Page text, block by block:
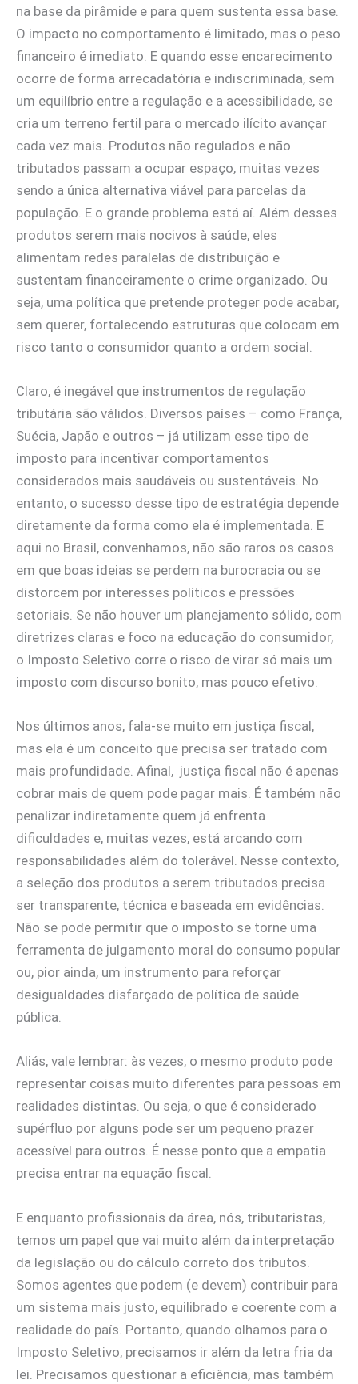
na base da pirâmide e para quem sustenta essa base.
O impacto no comportamento é limitado, mas o peso
financeiro é imediato. E quando esse encarecimento
ocorre de forma arrecadatória e indiscriminada, sem
um equilíbrio entre a regulação e a acessibilidade, se
cria um terreno fertil para o mercado ilícito avançar
cada vez mais. Produtos não regulados e não
tributados passam a ocupar espaço, muitas vezes
sendo a única alternativa viável para parcelas da
população. E o grande problema está aí. Além desses
produtos serem mais nocivos à saúde, eles
alimentam redes paralelas de distribuição e
sustentam financeiramente o crime organizado. Ou
seja, uma política que pretende proteger pode acabar,
sem querer, fortalecendo estruturas que colocam em
risco tanto o consumidor quanto a ordem social.
Claro, é inegável que instrumentos de regulação
tributária são válidos. Diversos países – como França,
Suécia, Japão e outros – já utilizam esse tipo de
imposto para incentivar comportamentos
considerados mais saudáveis ou sustentáveis. No
entanto, o sucesso desse tipo de estratégia depende
diretamente da forma como ela é implementada. E
aqui no Brasil, convenhamos, não são raros os casos
em que boas ideias se perdem na burocracia ou se
distorcem por interesses políticos e pressões
setoriais. Se não houver um planejamento sólido, com
diretrizes claras e foco na educação do consumidor,
o Imposto Seletivo corre o risco de virar só mais um
imposto com discurso bonito, mas pouco efetivo.
Nos últimos anos, fala-se muito em justiça fiscal,
mas ela é um conceito que precisa ser tratado com
mais profundidade. Afinal, justiça fiscal não é apenas
cobrar mais de quem pode pagar mais. É também não
penalizar indiretamente quem já enfrenta
dificuldades e, muitas vezes, está arcando com
responsabilidades além do tolerável. Nesse contexto,
a seleção dos produtos a serem tributados precisa
ser transparente, técnica e baseada em evidências.
Não se pode permitir que o imposto se torne uma
ferramenta de julgamento moral do consumo popular
ou, pior ainda, um instrumento para reforçar
desigualdades disfarçado de política de saúde
pública.
Aliás, vale lembrar: às vezes, o mesmo produto pode
representar coisas muito diferentes para pessoas em
realidades distintas. Ou seja, o que é considerado
supérfluo por alguns pode ser um pequeno prazer
acessível para outros. É nesse ponto que a empatia
precisa entrar na equação fiscal.
E enquanto profissionais da área, nós, tributaristas,
temos um papel que vai muito além da interpretação
da legislação ou do cálculo correto dos tributos.
Somos agentes que podem (e devem) contribuir para
um sistema mais justo, equilibrado e coerente com a
realidade do país. Portanto, quando olhamos para o
Imposto Seletivo, precisamos ir além da letra fria da
lei. Precisamos questionar a eficiência, mas também